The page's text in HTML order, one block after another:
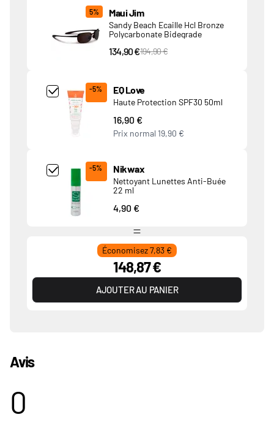
5% Maui Jim
Sandy Beach Ecaille Hcl Bronze
Polycarbonate Bidegrade
134,90 €PVC Price
194,90 €
Add Product MjQ4MTk= undefined
-5% EQ Love
Haute Protection SPF30 50ml
16,90 €
Prix normal 19,90 €
Add Product MjkwNDA= undefined
-5% Nikwax
Nettoyant Lunettes Anti-Buée
22 ml
4,90 €
Économisez 7,83 €
148,87 €
AJOUTER AU PANIER
Avis
0